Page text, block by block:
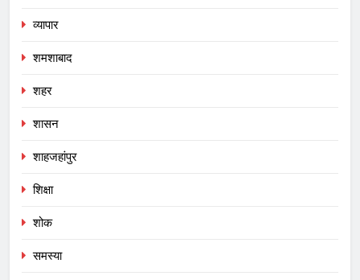
व्यापार
शमशाबाद
शहर
शासन
शाहजहांपुर
शिक्षा
शोक
समस्या